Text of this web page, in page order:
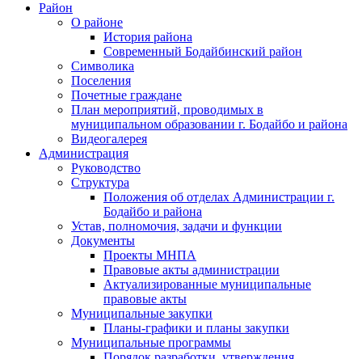
Район
О районе
История района
Современный Бодайбинский район
Символика
Поселения
Почетные граждане
План мероприятий, проводимых в
муниципальном образовании г. Бодайбо и района
Видеогалерея
Администрация
Руководство
Структура
Положения об отделах Администрации г.
Бодайбо и района
Устав, полномочия, задачи и функции
Документы
Проекты МНПА
Правовые акты администрации
Актуализированные муниципальные
правовые акты
Муниципальные закупки
Планы-графики и планы закупки
Муниципальные программы